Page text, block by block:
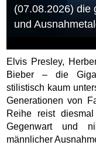
(07.08.2026) die
und
Elvis Presley,
Bieber – die
stilistisch kaum
Generationen von
Reihe reist
Gegenwart und
männlicher